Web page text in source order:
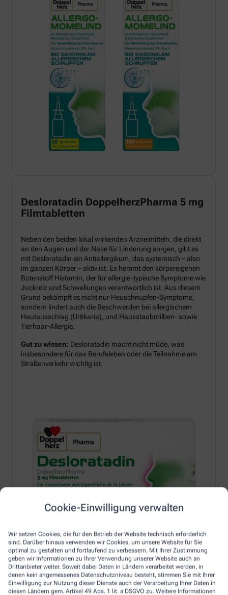
Cookie-Einwilligung verwalten
Wir setzen Cookies, die für den Betrieb der Website technisch erforderlich
sind. Darüber hinaus verwenden wir Cookies, um unsere Website für Sie
optimal zu gestalten und fortlaufend zu verbessern. Mit Ihrer Zustimmung
geben wir Informationen zu Ihrer Verwendung unserer Website auch an
Drittanbieter weiter. Soweit dabei Daten in Ländern verarbeitet werden, in
denen kein angemessenes Datenschutzniveau besteht, stimmen Sie mit Ihrer
Einwilligung zur Nutzung dieser Dienste auch der Verarbeitung Ihrer Daten in
diesen Ländern gem. Artikel 49 Abs. 1 lit. a DSGVO zu. Weitere Informationen
Desloratadin DoppelherzPharma 5 mg
Filmtabletten
Neben den beiden lokal wirkenden Arzneimitteln, die direkt
an den Augen und der Nase für Linderung sorgen, gibt es
mit Desloratadin ein Antiallergikum, das systemisch – also
im ganzen Körper – aktiv ist. Es hemmt den körpereigenen
Botenstoff Histamin, der für allergie-typische Symptome wie
Juckreiz und Schwellungen verantwortlich ist. Aus diesem
Grund bekämpft es nicht nur Heuschnupfen-Symptome,
sondern lindert auch die Beschwerden bei allergischem
Hautausschlag (Urtikaria), und Hausstaubmilben- sowie
Tierhaar-Allergie.
Gut zu wissen: Desloratadin macht nicht müde, was
insbesondere für das Berufsleben oder die Teilnahme am
Straßenverkehr wichtig ist.
Erfahren Sie mehr unter: